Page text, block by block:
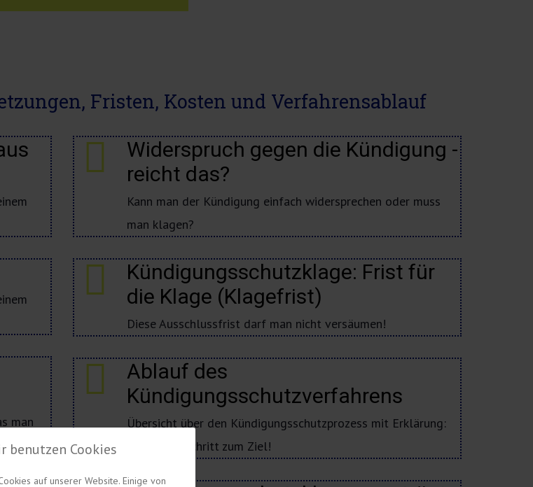
buchen
Fristen, Kosten und Verfahrensablauf
man
Widerspruch gegen die Kündigung -
reicht das?
Kann man der Kündigung einfach widersprechen oder muss
man klagen?
Kündigungsschutzklage: Frist für
die Klage (Klagefrist)
Diese Ausschlussfrist darf man nicht versäumen!
Ablauf des
Kündigungsschutzverfahrens
Übersicht über den Kündigungsschutzprozess mit Erklärung:
Schritt für Schritt zum Ziel!
benutzen Cookies
auf unserer Website. Einige von